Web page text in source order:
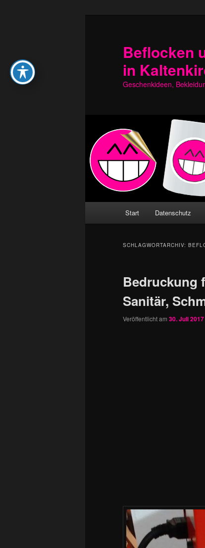
Beflocken
in
Geschenkideen,
Start Datenschutz
SCHLAGWORTARCHIV:
Bedruckung
Sanitär,
Veröffentlicht am 30. Juli 2017